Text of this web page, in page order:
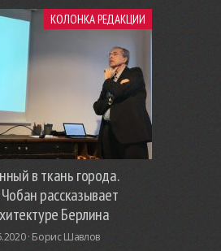
КОЛОНКА РЕДАКЦИИ
в ткань города.
рассказывает
Берлина
· Борис Шавлов